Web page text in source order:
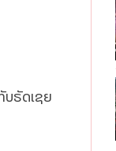
ບຣັດເຊຍ